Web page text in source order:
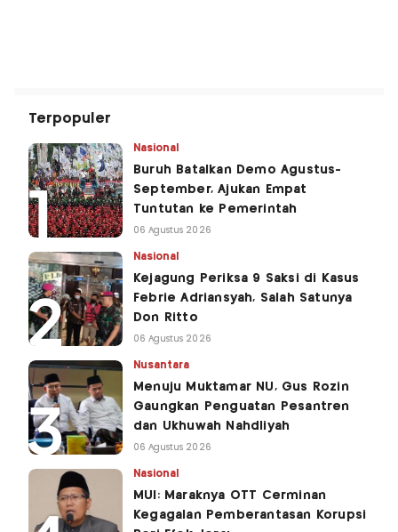
Terpopuler
Nasional
Buruh Batalkan Demo Agustus-
September, Ajukan Empat
Tuntutan ke Pemerintah
06 Agustus 2026
Nasional
Kejagung Periksa 9 Saksi di Kasus
Febrie Adriansyah, Salah Satunya
Don Ritto
06 Agustus 2026
Nusantara
Menuju Muktamar NU, Gus Rozin
Gaungkan Penguatan Pesantren
dan Ukhuwah Nahdliyah
06 Agustus 2026
Nasional
MUI: Maraknya OTT Cerminan
Kegagalan Pemberantasan Korupsi